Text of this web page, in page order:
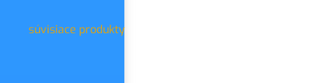
súvisiace produkty